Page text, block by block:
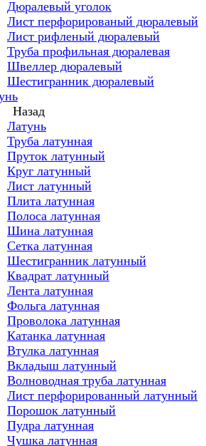
Дюралевый уголок
Лист перфорированый дюралевый
Лист рифленый дюралевый
Труба профильная дюралевая
Швеллер дюралевый
Шестигранник дюралевый
Назад
Латунь
Труба латунная
Пруток латунный
Круг латунный
Лист латунный
Плита латунная
Полоса латунная
Шина латунная
Сетка латунная
Шестигранник латунный
Квадрат латунный
Лента латунная
Фольга латунная
Проволока латунная
Катанка латунная
Втулка латунная
Вкладыш латунный
Волноводная труба латунная
Лист перфорированный латунный
Порошок латунный
Пудра латунная
Чушка латунная